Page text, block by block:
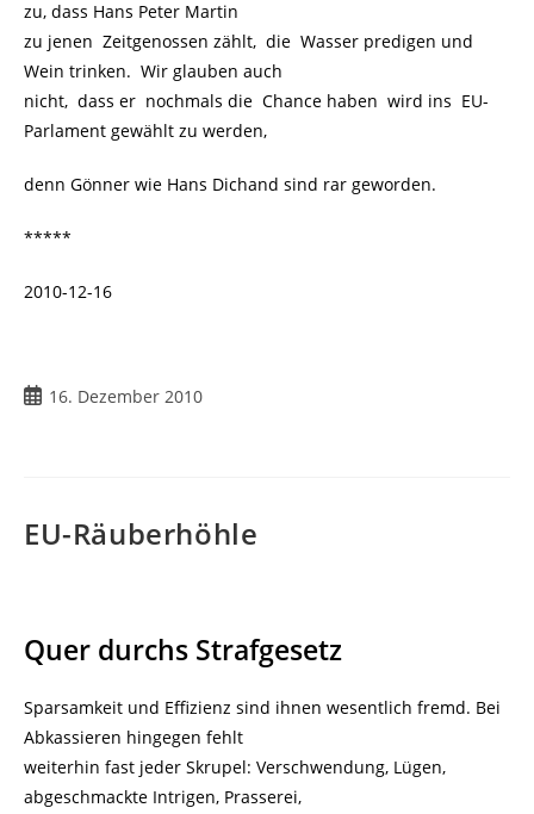
zu, dass Hans Peter Martin
zu jenen Zeitgenossen zählt, die Wasser predigen und
Wein trinken. Wir glauben auch
nicht, dass er nochmals die Chance haben wird ins EU-
Parlament gewählt zu werden,
denn Gönner wie Hans Dichand sind rar geworden.
*****
2010-12-16
Beitrag16. Dezember 2010
EU-Räuberhöhle
Quer durchs Strafgesetz
Sparsamkeit und Effizienz sind ihnen wesentlich fremd. Bei
Abkassieren hingegen fehlt
weiterhin fast jeder Skrupel: Verschwendung, Lügen,
abgeschmackte Intrigen, Prasserei,